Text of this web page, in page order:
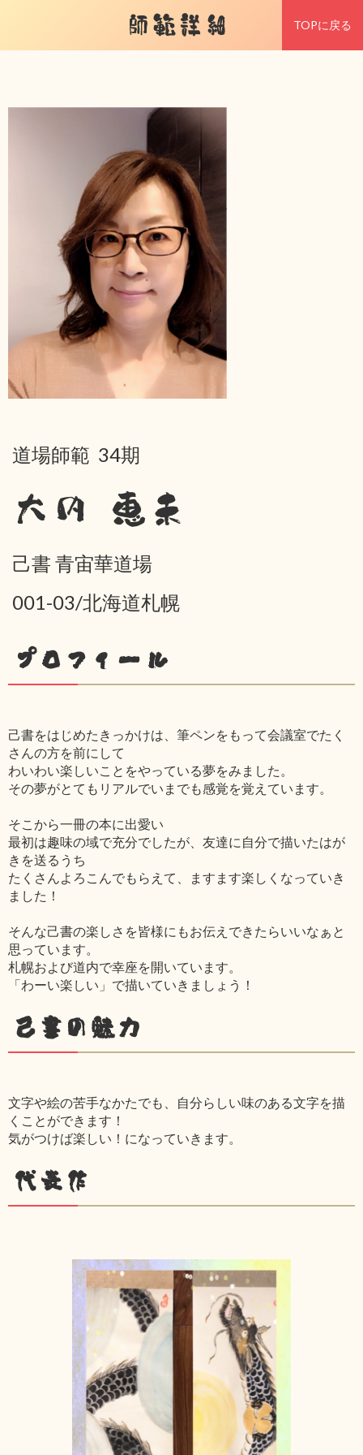
師範詳細 TOPに戻る
道場師範 34期
大内 恵未
己書 青宙華道場
001-03/北海道札幌
プロフィール
己書をはじめたきっかけは、筆ペンをもって会議室でたく
さんの方を前にして
わいわい楽しいことをやっている夢をみました。
その夢がとてもリアルでいまでも感覚を覚えています。
そこから一冊の本に出愛い
最初は趣味の域で充分でしたが、友達に自分で描いたはが
きを送るうち
たくさんよろこんでもらえて、ますます楽しくなっていき
ました！
そんな己書の楽しさを皆様にもお伝えできたらいいなぁと
思っています。
札幌および道内で幸座を開いています。
「わーい楽しい」で描いていきましょう！
己書の魅力
文字や絵の苦手なかたでも、自分らしい味のある文字を描
くことができます！
気がつけば楽しい！になっていきます。
代表作